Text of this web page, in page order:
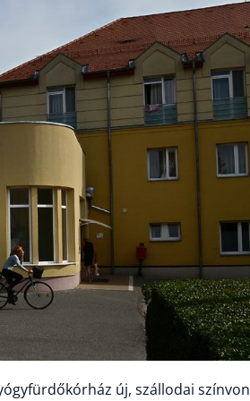
új, szállodai